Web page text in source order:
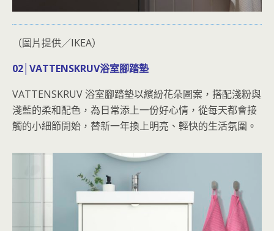
（圖片提供／IKEA）
02│VATTENSKRUV浴室腳踏墊
VATTENSKRUV 浴室腳踏墊以繽紛花朵圖案，搭配淺粉與
淺藍的柔和配色，為日常添上一份好心情，從每天都會接
觸的小細節開始，替新一年換上明亮、輕快的生活氛圍。